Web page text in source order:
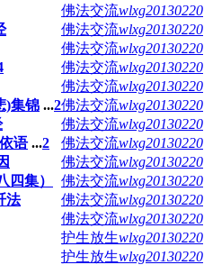
佛法交流wlxg20130220
佛法交流wlxg20130220
佛法交流wlxg20130220
佛法交流wlxg20130220
佛法交流wlxg20130220
)集锦 ...2佛法交流wlxg20130220
佛法交流wlxg20130220
语...2 佛法交流wlxg20130220
佛法交流wlxg20130220
四集）
佛法交流wlxg20130220
法
佛法交流wlxg20130220
佛法交流wlxg20130220
护生放生wlxg20130220
护生放生wlxg20130220